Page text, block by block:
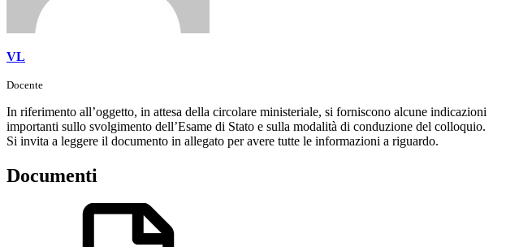
VL
Docente
In riferimento all’oggetto, in attesa della circolare ministeriale, si forniscono alcune indicazioni
importanti sullo svolgimento dell’Esame di Stato e sulla modalità di conduzione del colloquio.
Si invita a leggere il documento in allegato per avere tutte le informazioni a riguardo.
Documenti